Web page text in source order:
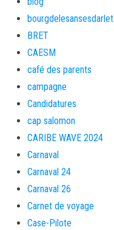
bourgdelesansesdarlet
BRET
CAESM
café des parents
campagne
Candidatures
cap salomon
CARIBE WAVE 2024
Carnaval
Carnaval 24
Carnaval 26
Carnet de voyage
Case-Pilote